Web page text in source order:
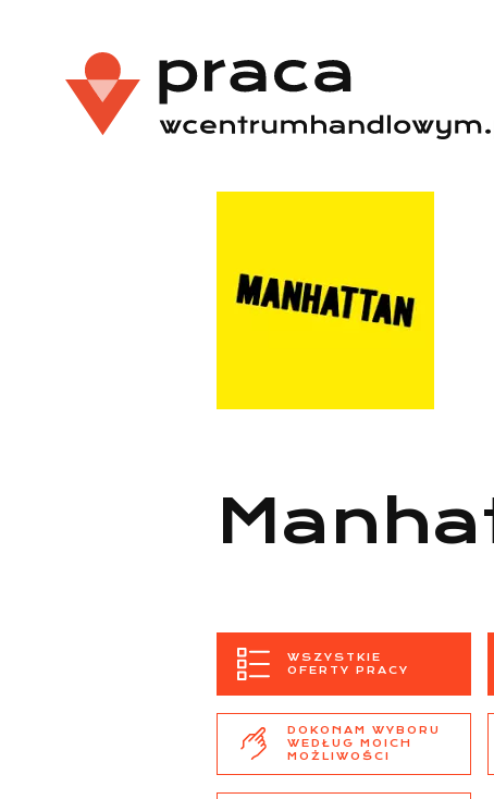
WSZYSTKIE
OFERTY PRACY
DOKONAM WYBORU
WEDŁUG MOICH
MOŻLIWOŚCI